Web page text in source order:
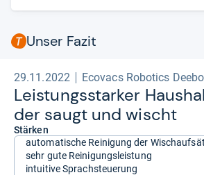
Unser Fazit
29.11.2022 Ecovacs Robotics
Leis­tungs­star­ker
der saugt und wischt
Stärken
automatische Reinigung der
sehr gute Reinigungsleistung
intuitive Sprachsteuerung